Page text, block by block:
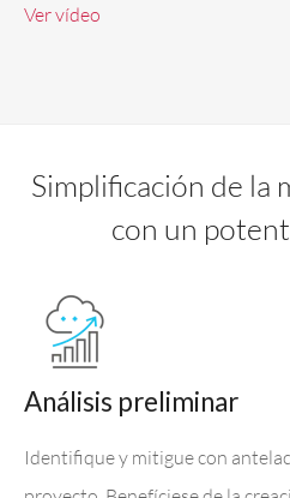
Ver vídeo
Simplificación de la
con un
Análisis preliminar
Identifique y mitigue con